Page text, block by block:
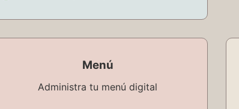
Menú
Administra tu menú digital